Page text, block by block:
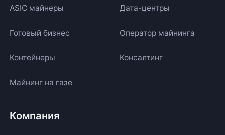
ASIC майнеры
Готовый бизнес
Контейнеры
Майнинг на газе
Дата-центры
Оператор майнинга
Консалтинг
Компания